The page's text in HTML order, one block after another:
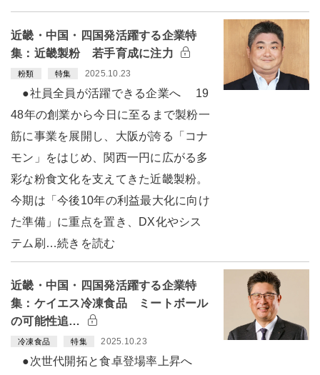
近畿・中国・四国発活躍する企業特
集：近畿製粉 若手育成に注力
粉類 特集 2025.10.23
●社員全員が活躍できる企業へ 19
48年の創業から今日に至るまで製粉一
筋に事業を展開し、大阪が誇る「コナ
モン」をはじめ、関西一円に広がる多
彩な粉食文化を支えてきた近畿製粉。
今期は「今後10年の利益最大化に向け
た準備」に重点を置き、DX化やシス
テム刷…続きを読む
近畿・中国・四国発活躍する企業特
集：ケイエス冷凍食品 ミートボール
の可能性追…
冷凍食品 特集 2025.10.23
●次世代開拓と食卓登場率上昇へ